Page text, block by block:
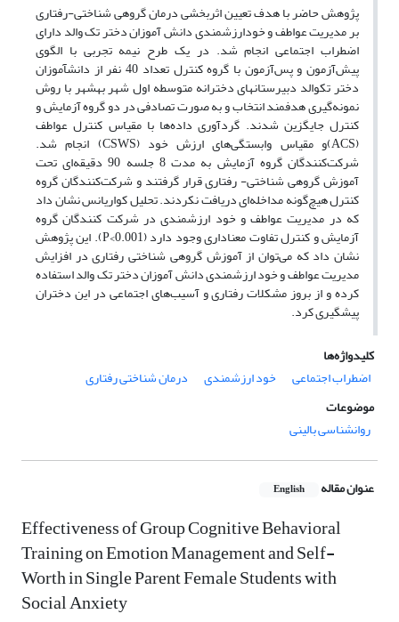
پژوهش حاضر با هدف تعیین اثربخشی درمان گروهی شناختی-رفتاری
بر مدیریت عواطف و خودارزشمندی دانش آموزان دختر تک والد دارای
اضطراب اجتماعی انجام شد. در یک طرح نیمه تجربی با الگوی
پیش‌آزمون و پس‌آزمون با گروه کنترل تعداد 40 نفر از دانش­آموزان
دختر تک­والد دبیرستان­های دخترانه متوسطه اول شهر بهشهر با روش
نمونه‌گیری هدفمند انتخاب و به صورت ‌تصادفی در دو گروه آزمایش و
کنترل جایگزین شدند. گردآوری داده‌ها با مقیاس کنترل عواطف
(ACS)و مقیاس وابستگی‌های ارزش خود (CSWS) انجام شد.
شرکت‌کنندگان گروه آزمایش به مدت 8 جلسه 90 دقیقه‌ای تحت
آموزش گروهی شناختی- رفتاری قرار گرفتند و شرکت‌کنندگان گروه
کنترل هیچ‌گونه مداخله‌ای دریافت نکردند. تحلیل کواریانس نشان داد
که در مدیریت عواطف و خود ارزشمندی در شرکت کنندگان گروه
آزمایش و کنترل تفاوت معناداری وجود دارد (0.001>P). این پژوهش
نشان داد که می‌توان از آموزش گروهی شناختی رفتاری در افزایش
مدیریت عواطف و خود ارزشمندی دانش آموزان دختر تک والد استفاده
کرده و از بروز مشکلات رفتاری و آسیب‌های اجتماعی در این دختران
پیشگیری کرد.
کلیدواژه‌ها
اضطراب اجتماعی
خود ارزشمندی
درمان شناختی رفتاری
موضوعات
روانشناسی بالینی
عنوان مقاله English
Effectiveness of Group Cognitive Behavioral
Training on Emotion Management and Self-
Worth in Single Parent Female Students with
Social Anxiety